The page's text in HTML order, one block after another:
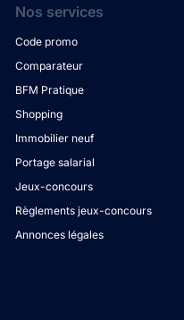
Nos services
Code promo
Comparateur
BFM Pratique
Shopping
Immobilier neuf
Portage salarial
Jeux-concours
Règlements jeux-concours
Annonces légales